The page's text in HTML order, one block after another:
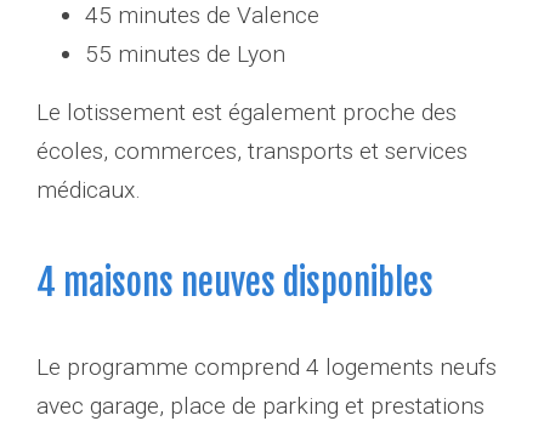
45 minutes de Valence
55 minutes de Lyon
Le lotissement est également proche des
écoles, commerces, transports et services
médicaux.
4 maisons neuves disponibles
Le programme comprend 4 logements neufs
avec garage, place de parking et prestations